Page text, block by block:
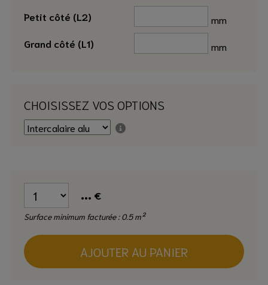
Petit côté (L2)
mm
Grand côté (L1)
mm
CHOISISSEZ VOS OPTIONS
... €
Surface minimum facturée : 0.5 m²
AJOUTER AU PANIER